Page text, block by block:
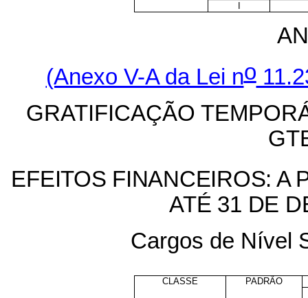
(Anexo V-A da Lei no
GRATIFICAÇÃO
EFEITOS FINANCEIROS: A
ATÉ 31 DE
Cargos de Nível
CLASSE PADRÃO